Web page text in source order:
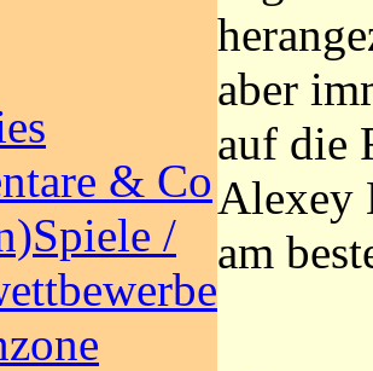
& Co
/
aber
auf die
Alexey
am